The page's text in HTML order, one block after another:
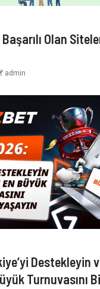
Başarılı Olan
admin
Destekleyin
Turnuvasını